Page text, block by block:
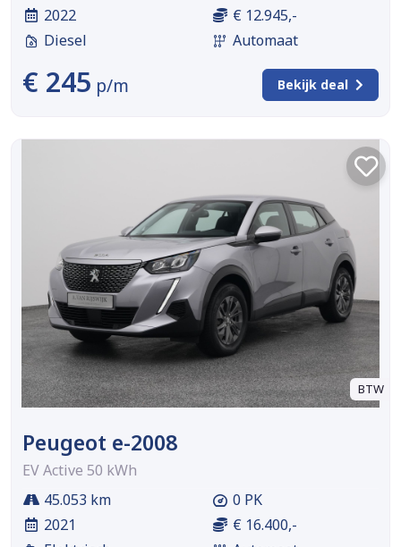
2022
Diesel
€ 12.945,-
Automaat
€ 245 p/m Bekijk deal
BTW
Peugeot e-2008
EV Active 50 kWh
45.053 km
2021
0 PK
€ 16.400,-